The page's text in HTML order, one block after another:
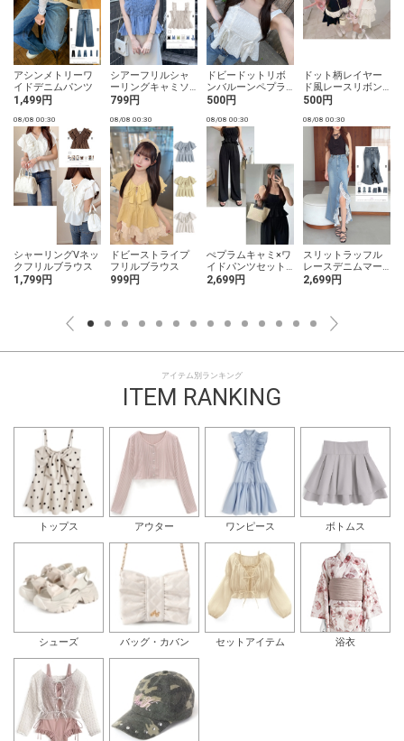
アシンメトリーワ
イドデニムパンツ
1,499円
シアーフリルシャ
ーリングキャミソ
ールトップス
799円
ドビードットリボ
ンバルーンペプラ
ムトップス
500円
ドット柄レイヤー
ド風レースリボン
トップス
500円
08/08 00:30
シャーリングVネッ
クフリルブラウス
1,799円
08/08 00:30
ドビーストライプ
フリルブラウス
999円
08/08 00:30
ぺプラムキャミ×ワ
イドパンツセット
アップ
2,699円
08/08 00:30
スリットラッフル
レースデニムマー
メイドスカート
2,699円
アイテム別ランキング
ITEM RANKING
トップス アウター ワンピース ボトムス
シューズ バッグ・カバン セットアイテム 浴衣